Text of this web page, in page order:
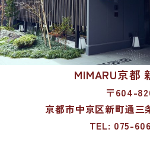
MIMARU京都
〒604-
京都市中京区新町通三
TEL: 075-